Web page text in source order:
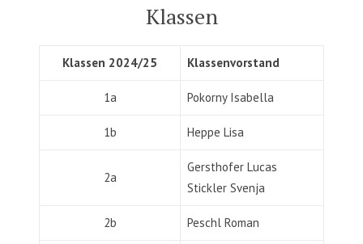
Klassen
Klassen 2024/25 Klassenvorstand
1a Pokorny Isabella
1b Heppe Lisa
2a
Gersthofer Lucas
Stickler Svenja
2b Peschl Roman